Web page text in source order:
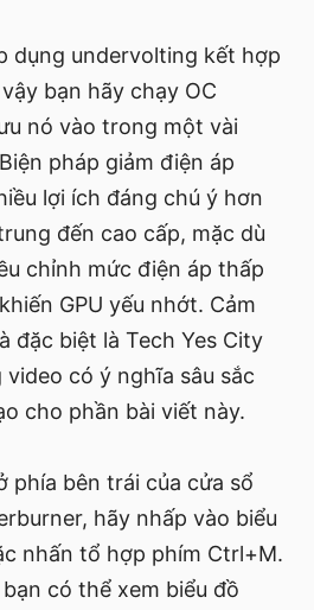
dụng undervolting kết hợp
bạn hãy chạy OC
nó vào trong một vài
pháp giảm điện áp
lợi ích đáng chú ý hơn
đến cao cấp, mặc dù
chỉnh mức điện áp thấp
GPU yếu nhớt. Cảm
đặc biệt là Tech Yes City
có ý nghĩa sâu sắc
cho phần bài viết này.
phía bên trái của cửa sổ
hãy nhấp vào biểu
nhấn tổ hợp phím Ctrl+M.
có thể xem biểu đồ